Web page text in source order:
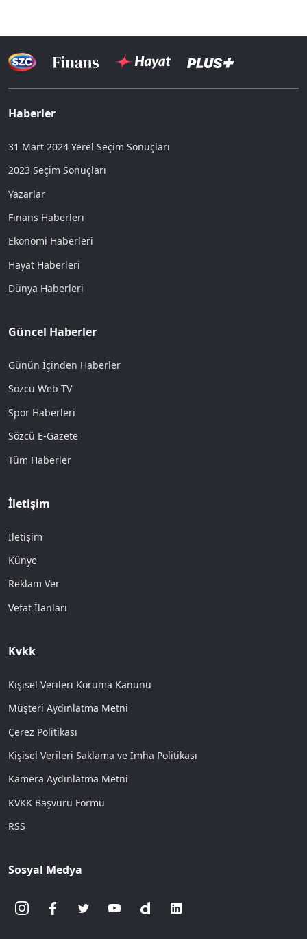
Haberler
31 Mart 2024 Yerel Seçim Sonuçları
2023 Seçim Sonuçları
Yazarlar
Finans Haberleri
Ekonomi Haberleri
Hayat Haberleri
Dünya Haberleri
Güncel Haberler
Günün İçinden Haberler
Sözcü Web TV
Spor Haberleri
Sözcü E-Gazete
Tüm Haberler
İletişim
İletişim
Künye
Reklam Ver
Vefat İlanları
Kvkk
Kişisel Verileri Koruma Kanunu
Müşteri Aydınlatma Metni
Çerez Politikası
Kişisel Verileri Saklama ve İmha Politikası
Kamera Aydınlatma Metni
KVKK Başvuru Formu
RSS
Sosyal Medya